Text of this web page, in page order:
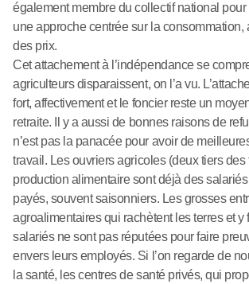
également membre du collectif national
une approche centrée sur la consommation,
des prix.
Cet attachement à l’indépendance se
agriculteurs disparaissent, on l’a vu.
fort, affectivement et le foncier reste un
retraite. Il y a aussi de bonnes raisons de
n’est pas la panacée pour avoir de
travail. Les ouvriers agricoles (deux tiers
production alimentaire sont déjà des salariés
payés, souvent saisonniers. Les grosses
agroalimentaires qui rachètent les terres et y
salariés ne sont pas réputées pour faire
envers leurs employés. Si l’on regarde de
la santé, les centres de santé privés, qui